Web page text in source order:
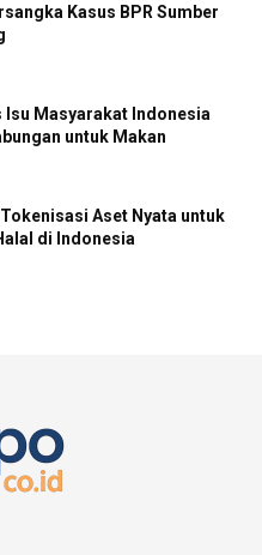
Kasus BPR Sumber
Isu Masyarakat Indonesia
untuk Makan
Aset Nyata untuk
di Indonesia